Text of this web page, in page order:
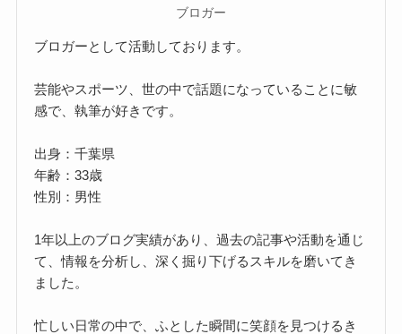
ブロガー
ブロガーとして活動しております。
芸能やスポーツ、世の中で話題になっていることに敏
感で、執筆が好きです。
出身：千葉県
年齢：33歳
性別：男性
1年以上のブログ実績があり、過去の記事や活動を通じ
て、情報を分析し、深く掘り下げるスキルを磨いてき
ました。
忙しい日常の中で、ふとした瞬間に笑顔を見つけるき